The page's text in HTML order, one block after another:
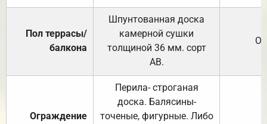
Пол террасы/
балкона
Шпунтованная доска
камерной сушки
толщиной 36 мм. сорт
АВ.
Ограждение
Перила- строганая
доска. Балясины-
точеные, фигурные. Либо